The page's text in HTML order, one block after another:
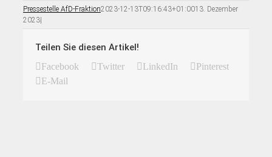
Pressestelle AfD-Fraktion2023-12-13T09:16:43+01:0013. Dezember
2023|
Teilen Sie diesen Artikel!
Facebook Twitter LinkedIn
Pinterest
E-Mail